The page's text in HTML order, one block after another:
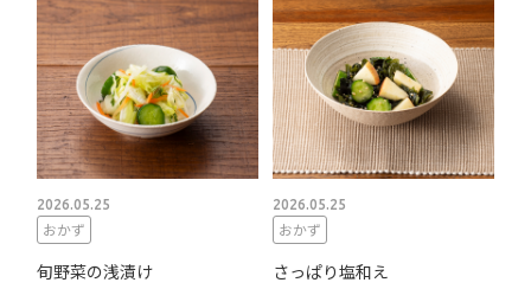
2026.05.25
おかず
旬野菜の浅漬け
2026.05.25
おかず
さっぱり塩和え